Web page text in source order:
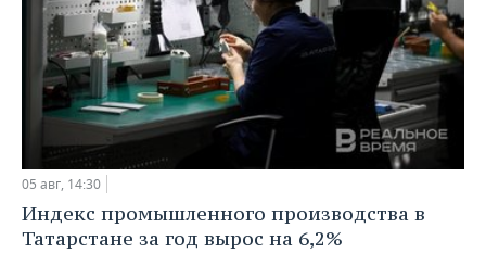
05 авг, 14:30
Индекс промышленного производства в
Татарстане за год вырос на 6,2%